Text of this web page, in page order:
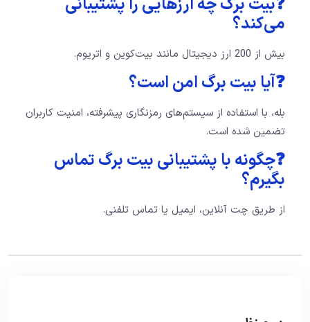
❓بیت برگ چه ارزهایی را پشتیبانی
می‌کند؟
بیش از 200 ارز دیجیتال مانند بیت‌کوین و اتریوم.
❓آیا بیت برگ امن است؟
بله، با استفاده از سیستم‌های رمزنگاری پیشرفته، امنیت کاربران
تضمین شده است.
❓چگونه با پشتیبانی بیت برگ تماس
بگیرم؟
از طریق چت آنلاین، ایمیل یا تماس تلفنی.